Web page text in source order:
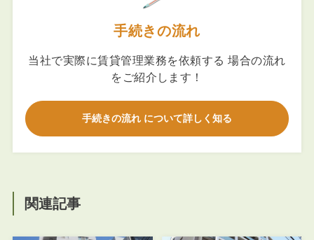
手続きの流れ
当社で実際に賃貸管理業務を依頼する 場合の流れ
をご紹介します！
手続きの流れ について詳しく知る
関連記事